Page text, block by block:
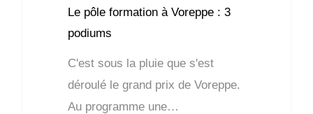
Le pôle formation à Voreppe : 3
podiums
C'est sous la pluie que s'est
déroulé le grand prix de Voreppe.
Au programme une…